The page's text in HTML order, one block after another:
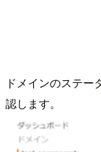
ドメインのステー
認します。